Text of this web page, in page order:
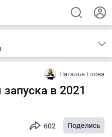
Наталья Елова
в 2021
602 Поделись